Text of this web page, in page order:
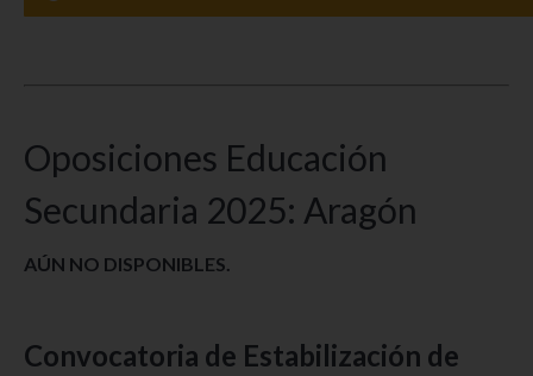
Oposiciones Educación
Secundaria 2025: Aragón
AÚN NO DISPONIBLES.
Convocatoria de Estabilización de